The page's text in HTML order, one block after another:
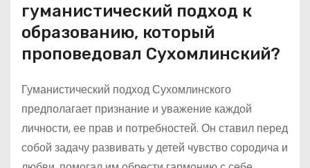
гуманистический подход к
образованию, который
проповедовал Сухомлинский?
Гуманистический подход Сухомлинского
предполагает признание и уважение каждой
личности, ее прав и потребностей. Он ставил перед
собой задачу развивать у детей чувство сородича и